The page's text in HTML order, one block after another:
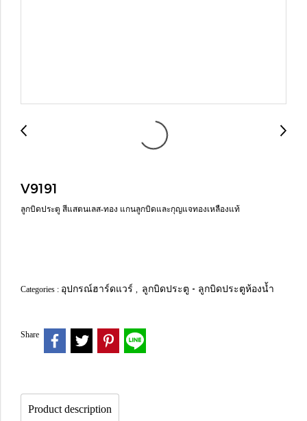
V9191
ลูกบิดประตู สีแสตนเลส-ทอง แกนลูกบิดและกุญแจทองเหลืองแท้
Categories : อุปกรณ์ฮาร์ดแวร์ , ลูกบิดประตู - ลูกบิดประตูห้องน้ำ
Share
Product description